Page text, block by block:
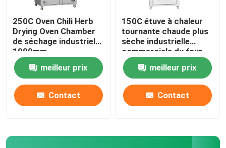
Cabinet de sécurité biologique
Four sécheur sous vide
Shaker Incubator orbital
Incubateur de CO2
250C Oven Chili Herb
Drying Oven Chamber
de séchage industriel
1000mm
meilleur prix
Contact
150C étuve à chaleur
tournante chaude plus
sèche industrielle
commerciale du four
5kw
meilleur prix
Contact